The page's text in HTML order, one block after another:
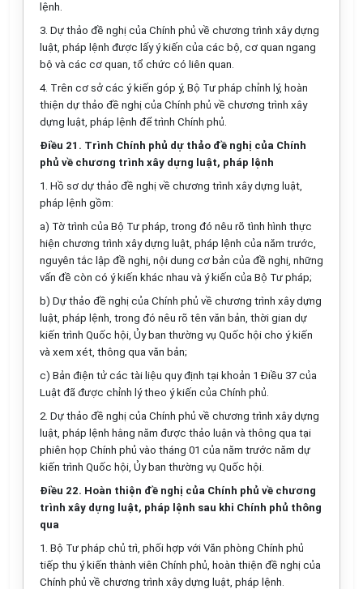
lệnh.
3. Dự thảo đề nghị của Chính phủ về chương trình xây dựng
luật, pháp lệnh được ấy ý kiến của các bộ, cơ quan ngang
bộ và các cơ quan, tổ chức có liên quan.
4. Trên cơ sở các ý kiến góp ý, Bộ Tư pháp chỉnh lý, hoàn
thiện dự thảo đề nghị của Chính phủ về chương trình xây
dựng luật, pháp lệnh để trình Chính phủ.
Điều 21. Trình Chính phủ dự thảo đề nghị của Chính
phủ về chương trình xây dựng luật, pháp lệnh
1. Hồ sơ dự thảo đề nghị về chương trình xây dựng luật,
pháp lệnh gồm:
a) Tờ trình của Bộ Tư pháp, trong đó nêu rõ tình hình thực
hiện chương trình xây dựng luật, pháp lệnh của năm trước,
nguyên tắc lập đề nghị, nội dung cơ bản của đề nghị, những
vấn đề còn có ý kiến khác nhau và ý kiến của Bộ Tư pháp;
b) Dự thảo đề nghị của Chính phủ về chương trình xây dựng
luật, pháp lệnh, trong đó nêu rõ tên văn bản, thời gian dự
kiến trình Quốc hội, Ủy ban thường vụ Quốc hội cho ý kiến
và xem xét, thông qua văn bản;
c) Bản điện tử các tài liệu quy định tại khoản 1 Điều 37 của
Luật đã được chỉnh lý theo ý kiến của Chính phủ.
2. Dự thảo đề nghị của Chính phủ về chương trình xây dựng
luật, pháp lệnh hằng năm được thảo luận và thông qua tại
phiên họp Chính phủ vào tháng 01 của năm trước năm dự
kiến trình Quốc hội, Ủy ban thường vụ Quốc hội.
Điều 22. Hoàn thiện đề nghị của Chính phủ về chương
trình xây dựng luật, pháp lệnh sau khi Chính phủ thông
qua
1. Bộ Tư pháp chủ trì, phối hợp với Văn phòng Chính phủ
tiếp thu ýkiến thành viên Chính phủ, hoàn thiện đề nghị của
Chính phủ về chương trình xây dựng luật, pháp lệnh.